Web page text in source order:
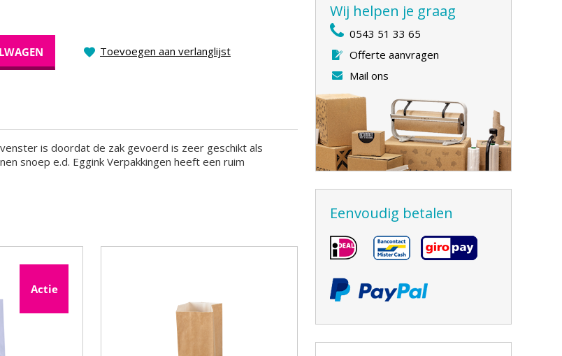
Toevoegen aan verlanglijst
is doordat de zak gevoerd is zeer geschikt als
snoep e.d. Eggink Verpakkingen heeft een ruim
Actie
Wij helpen je graag
0543 51 33 65
Offerte aanvragen
Mail ons
Eenvoudig betalen